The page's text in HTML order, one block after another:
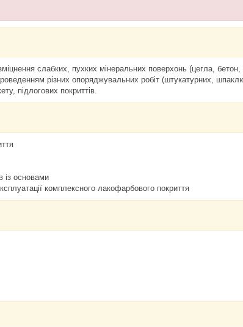
слабких, пухких мінеральних поверхонь (цегла,
різних опоряджувальних робіт (штукатурних,
підлогових покриттів.
із основами
комплексного лакофарбового покриття